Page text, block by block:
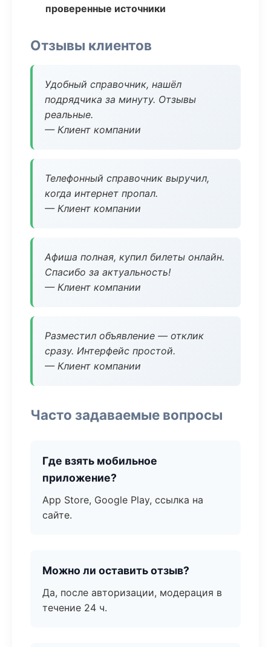
проверенные источники
Отзывы клиентов
Удобный справочник, нашёл
подрядчика за минуту. Отзывы
реальные.
— Клиент компании
Телефонный справочник выручил,
когда интернет пропал.
— Клиент компании
Афиша полная, купил билеты онлайн.
Спасибо за актуальность!
— Клиент компании
Разместил объявление — отклик
сразу. Интерфейс простой.
— Клиент компании
Часто задаваемые вопросы
Где взять мобильное
приложение?
App Store, Google Play, ссылка на
сайте.
Можно ли оставить отзыв?
Да, после авторизации, модерация в
течение 24 ч.